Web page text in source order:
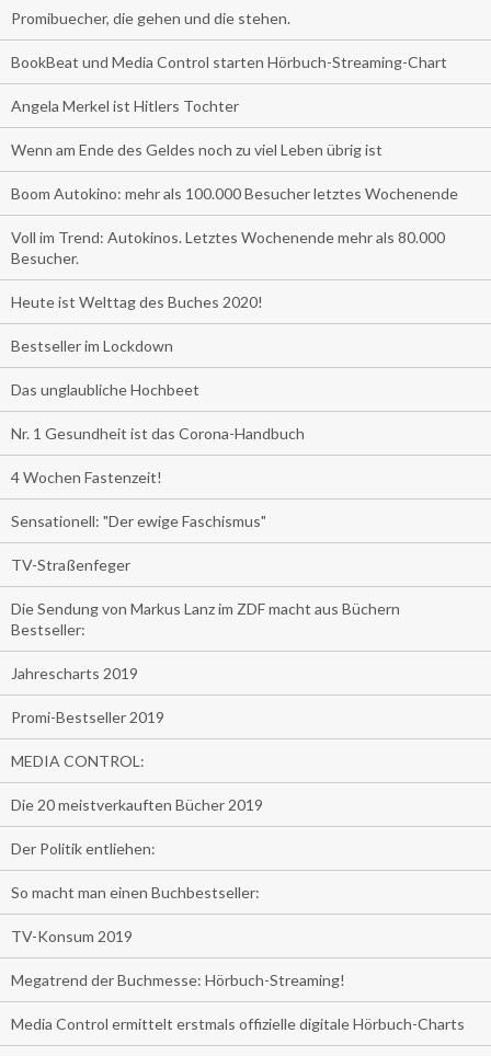
Promibuecher, die gehen und die stehen.
BookBeat und Media Control starten Hörbuch-Streaming-Chart
Angela Merkel ist Hitlers Tochter
Wenn am Ende des Geldes noch zu viel Leben übrig ist
Boom Autokino: mehr als 100.000 Besucher letztes Wochenende
Voll im Trend: Autokinos. Letztes Wochenende mehr als 80.000
Besucher.
Heute ist Welttag des Buches 2020!
Bestseller im Lockdown
Das unglaubliche Hochbeet
Nr. 1 Gesundheit ist das Corona-Handbuch
4 Wochen Fastenzeit!
Sensationell: "Der ewige Faschismus"
TV-Straßenfeger
Die Sendung von Markus Lanz im ZDF macht aus Büchern
Bestseller:
Jahrescharts 2019
Promi-Bestseller 2019
MEDIA CONTROL:
Die 20 meistverkauften Bücher 2019
Der Politik entliehen:
So macht man einen Buchbestseller:
TV-Konsum 2019
Megatrend der Buchmesse: Hörbuch-Streaming!
Media Control ermittelt erstmals offizielle digitale Hörbuch-Charts